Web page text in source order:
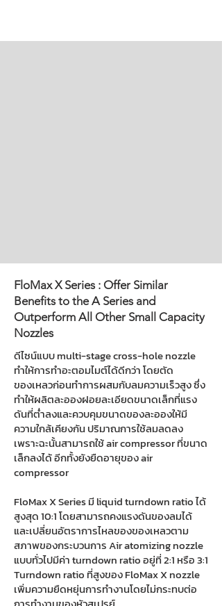
FloMax X Series : Offer Similar
Benefits to the A Series and
Outperform All Other Small Capacity
Nozzles
ดีไซน์แบบ multi-stage cross-hole nozzle
ทำให้การทำอะตอมไมต์ได้ดีกว่า โดยตัด
ของเหลวก่อนทำการผสมกับลมความเร็วสูง ซึ่ง
ทำให้ผลิตละอองฝอยละเอียดขนาดเล็กที่แรง
ดันที่ต่ำลงและควบคุมขนาดของละอองให้มี
ความใกล้เคียงกัน ปริมาณการใช้ลมลดลง
เพราะฉะนั้นสามารถใช้ air compressor ที่ขนาด
เล็กลงได้ อีกทั้งยังยืดอายุของ air
compressor
FloMax X Series มี liquid turndown ratio ได้
สูงสุด 10:1 โดยสามารถคงแรงดันของลมได้
และเปลี่ยนอัตราการไหลของของเหลวตาม
สภาพของกระบวนการ Air atomizing nozzle
แบบทั่วไปมีค่า turndown ratio อยู่ที่ 2:1 หรือ 3:1
Turndown ratio ที่สูงของ FloMax X nozzle
เพิ่มความยืดหยุ่นการทำงานโดยไม่กระทบต่อ